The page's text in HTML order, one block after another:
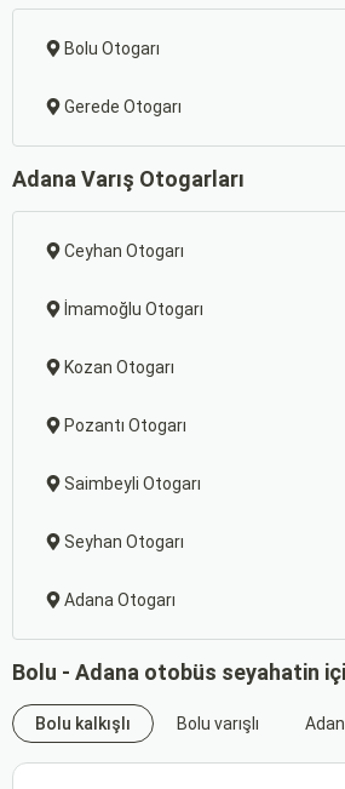
Bolu Otogarı
Gerede Otogarı
Adana Varış Otogarları
Ceyhan Otogarı
İmamoğlu Otogarı
Kozan Otogarı
Pozantı Otogarı
Saimbeyli Otogarı
Seyhan Otogarı
Adana Otogarı
Bolu - Adana otobüs seyahatin
Bolu kalkışlı Bolu varışlı